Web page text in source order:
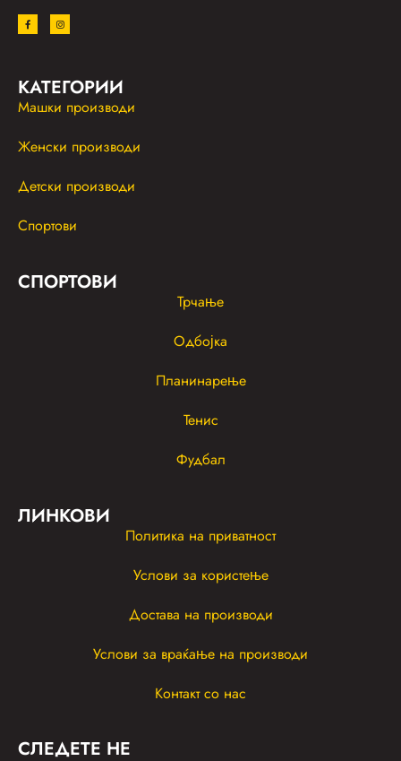
КАТЕГОРИИ
Машки производи
Женски производи
Детски производи
Спортови
СПОРТОВИ
Трчање
Одбојка
Планинарење
Тенис
Фудбал
ЛИНКОВИ
Политика на приватност
Услови за користење
Достава на производи
Услови за враќање на производи
Контакт со нас
СЛЕДЕТЕ НЕ